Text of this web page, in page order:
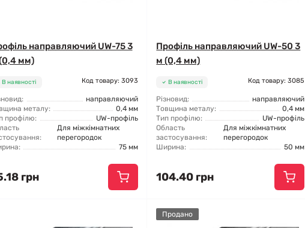
направляючий UW-75 3
мм)
В наявності Код товару: 3093
направляючий
металу:
0,4 мм
профілю:
UW-профіль
Для міжкімнатних
перегородок
75 мм
грн
Профіль направляючий UW-50 3
м (0,4 мм)
В наявності Код товару: 3085
Різновид:
направляючий
Товщина металу:
0,4 мм
Тип профілю:
UW-профіль
Область
застосування:
Для міжкімнатних
перегородок
Ширина:
50 мм
104.40 грн
Продано